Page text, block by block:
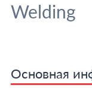
Welding
Основная